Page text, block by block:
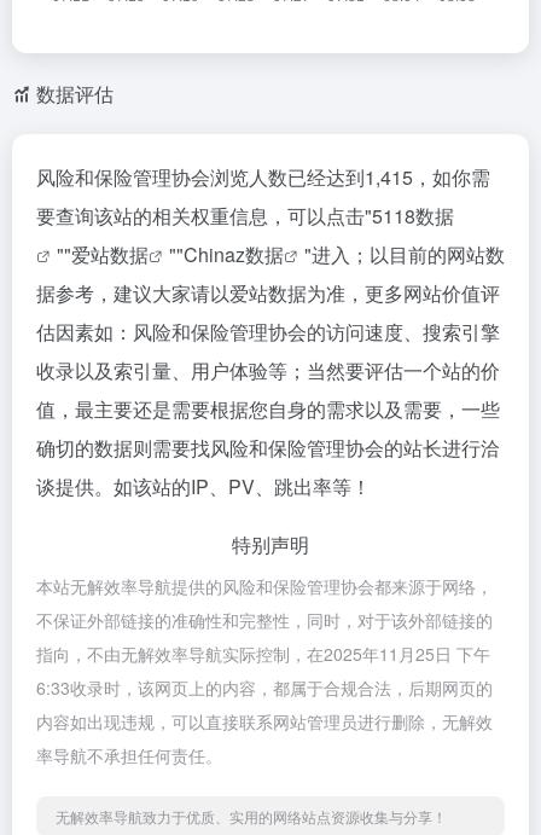
数据评估
风险和保险管理协会浏览人数已经达到1,415，如你需
要查询该站的相关权重信息，可以点击"5118数据
""爱站数据 ""Chinaz数据
"进入；以目前的网站数
据参考，建议大家请以爱站数据为准，更多网站价值评
估因素如：风险和保险管理协会的访问速度、搜索引擎
收录以及索引量、用户体验等；当然要评估一个站的价
值，最主要还是需要根据您自身的需求以及需要，一些
确切的数据则需要找风险和保险管理协会的站长进行洽
谈提供。如该站的IP、PV、跳出率等！
特别声明
本站无解效率导航提供的风险和保险管理协会都来源于网络，
不保证外部链接的准确性和完整性，同时，对于该外部链接的
指向，不由无解效率导航实际控制，在2025年11月25日 下午
6:33收录时，该网页上的内容，都属于合规合法，后期网页的
内容如出现违规，可以直接联系网站管理员进行删除，无解效
率导航不承担任何责任。
无解效率导航致力于优质、实用的网络站点资源收集与分享！